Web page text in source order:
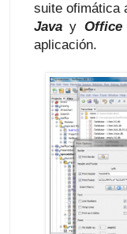
suite ofimática
Java y Office
aplicación.